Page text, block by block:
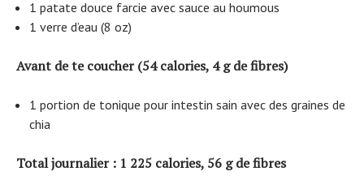
1 patate douce farcie avec sauce au houmous
1 verre d’eau (8 oz)
Avant de te coucher (54 calories, 4 g de fibres)
1 portion de tonique pour intestin sain avec des graines de
chia
Total journalier : 1 225 calories, 56 g de fibres